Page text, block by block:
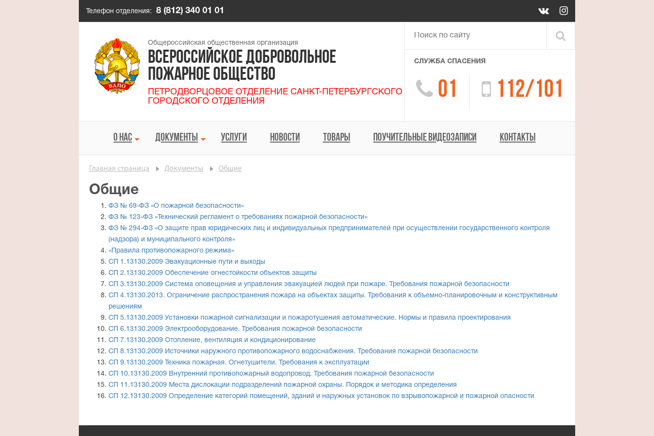
Телефон отделения: 8 (812) 340 01 01
Общероссийская общественная организация
ВСЕРОССИЙСКОЕ ДОБРОВОЛЬНОЕ
ПОЖАРНОЕ ОБЩЕСТВО
ПЕТРОДВОРЦОВОЕ ОТДЕЛЕНИЕ САНКТ-ПЕТЕРБУРГСКОГО
ГОРОДСКОГО ОТДЕЛЕНИЯ
СЛУЖБА СПАСЕНИЯ
 01  112/101
О НАС  ДОКУМЕНТЫ  УСЛУГИ НОВОСТИ ТОВАРЫ ПОУЧИТЕЛЬНЫЕ ВИДЕОЗАПИСИ КОНТАКТЫ
Главная страница Документы Общие
Общие
ФЗ № 69-ФЗ «О пожарной безопасности»
ФЗ № 123-ФЗ «Технический регламент о требованиях пожарной безопасности»
ФЗ № 294-ФЗ «О защите прав юридических лиц и индивидуальных предпринимателей при осуществлении государственного контроля
(надзора) и муниципального контроля»
«Правила противопожарного режима»
СП 1.13130.2009 Эвакуационные пути и выходы
СП 2.13130.2009 Обеспечение огнестойкости объектов защиты
СП 3.13130.2009 Система оповещения и управления эвакуацией людей при пожаре. Требования пожарной безопасности
СП 4.13130.2013. Ограничение распространения пожара на объектах защиты. Требования к объемно-планировочным и конструктивным
решениям
СП 5.13130.2009 Установки пожарной сигнализации и пожаротушения автоматические. Нормы и правила проектирования
СП 6.13130.2009 Электрооборудование. Требования пожарной безопасности
СП 7.13130.2009 Отопление, вентиляция и кондиционирование
СП 8.13130.2009 Источники наружного противопожарного водоснабжения. Требования пожарной безопасности
СП 9.13130.2009 Техника пожарная. Огнетушители. Требования к эксплуатации
СП 10.13130.2009 Внутренний противопожарный водопровод. Требования пожарной безопасности
СП 11.13130.2009 Места дислокации подразделений пожарной охраны. Порядок и методика определения
СП 12.13130.2009 Определение категорий помещений, зданий и наружных установок по взрывопожарной и пожарной опасности